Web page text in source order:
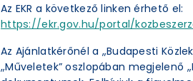
Az EKR a következő linken érhető el:
https://ekr.gov.hu/portal/
Az Ajánlatkérőnél a „Budapesti
„Műveletek” oszlopában megjelenő